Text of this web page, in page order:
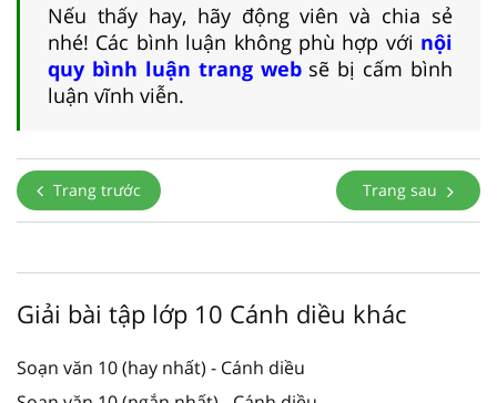
Nếu thấy hay, hãy động viên và chia sẻ
nhé! Các bình luận không phù hợp với nội
quy bình luận trang websẽ bị cấm bình
luận vĩnh viễn.
Trang trước Trang sau
Giải bài tập lớp 10 Cánh diều khác
Soạn văn 10 (hay nhất) - Cánh diều